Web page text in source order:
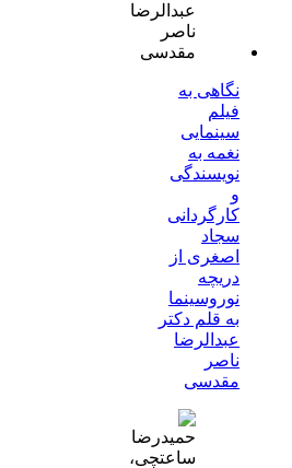
نگاهی به
فیلم
سینمایی
نغمه به
نویسندگی
و
کارگردانی
سجاد
اصغری از
دریچه
نوروسینما
به قلم دکتر
عبدالرضا
ناصر
مقدسی